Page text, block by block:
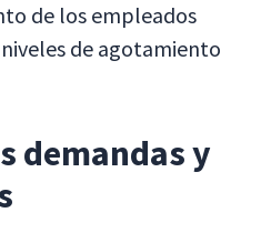
de los empleados
de agotamiento
demandas y